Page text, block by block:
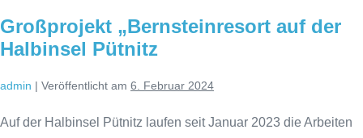
Großprojekt „Bernsteinresort auf der
Halbinsel Pütnitz
admin | Veröffentlicht am 6. Februar 2024
Auf der Halbinsel Pütnitz laufen seit Januar 2023 die Arbeiten